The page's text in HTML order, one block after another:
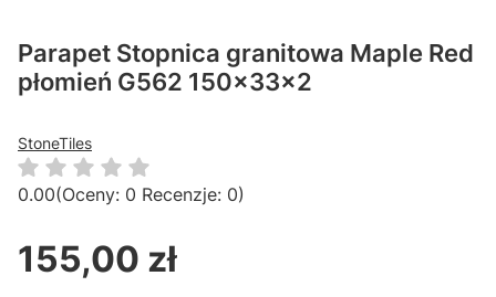
Parapet Stopnica granitowa Maple Red
płomień G562 150x33x2
StoneTiles
0.00(Oceny: 0 Recenzje: 0)
Cena
155,00 zł